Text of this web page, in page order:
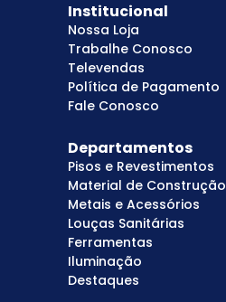
Institucional
Nossa Loja
Trabalhe Conosco
Televendas
Política de Pagamento
Fale Conosco
Departamentos
Pisos e Revestimentos
Material de Construção
Metais e Acessórios
Louças Sanitárias
Ferramentas
Iluminação
Destaques